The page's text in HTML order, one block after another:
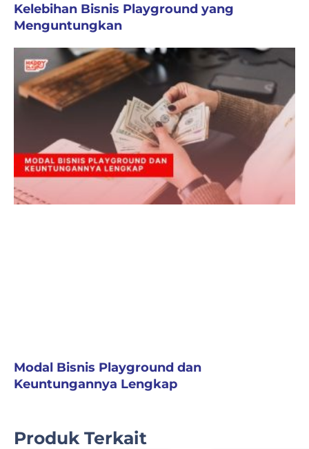
Kelebihan Bisnis Playground yang
Menguntungkan
Modal Bisnis Playground dan
Keuntungannya Lengkap
Produk Terkait